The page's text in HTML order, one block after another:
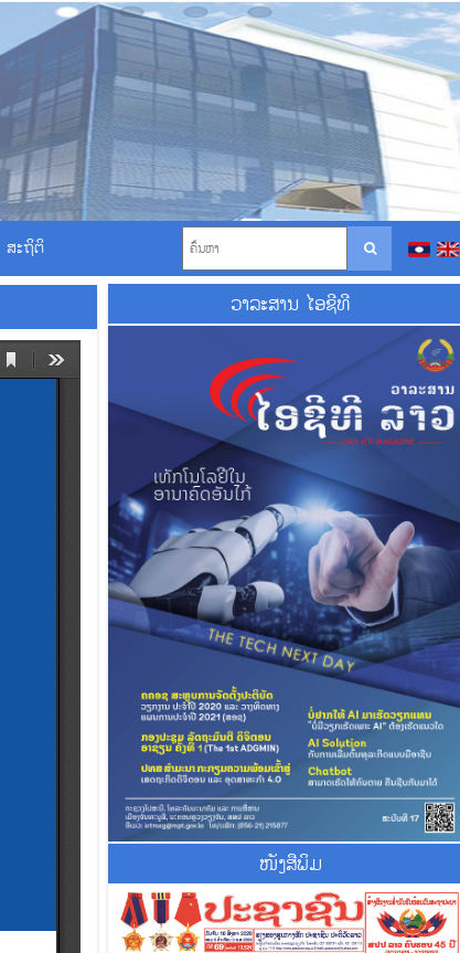
ສະຖິຕິ
ວາ​ລະ​ສານ ໄອ​ຊີ​ທີ
ໜັງສືພິມ